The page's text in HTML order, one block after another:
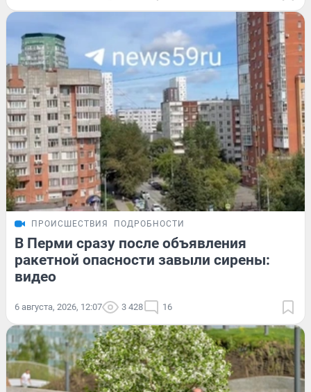
ПРОИСШЕСТВИЯ ПОДРОБНОСТИ
В Перми сразу после объявления
ракетной опасности завыли сирены:
видео
6 августа, 2026, 12:07 3 428 16